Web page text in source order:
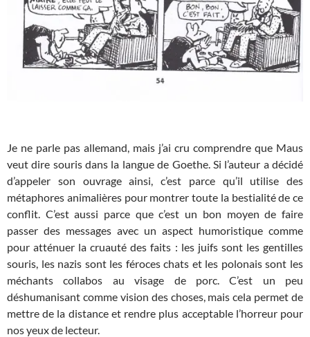
Je ne parle pas allemand, mais j’ai cru comprendre que Maus
veut dire souris dans la langue de Goethe. Si l’auteur a décidé
d’appeler son ouvrage ainsi, c’est parce qu’il utilise des
métaphores animalières pour montrer toute la bestialité de ce
conflit. C’est aussi parce que c’est un bon moyen de faire
passer des messages avec un aspect humoristique comme
pour atténuer la cruauté des faits : les juifs sont les gentilles
souris, les nazis sont les féroces chats et les polonais sont les
méchants collabos au visage de porc. C’est un peu
déshumanisant comme vision des choses, mais cela permet de
mettre de la distance et rendre plus acceptable l’horreur pour
nos yeux de lecteur.